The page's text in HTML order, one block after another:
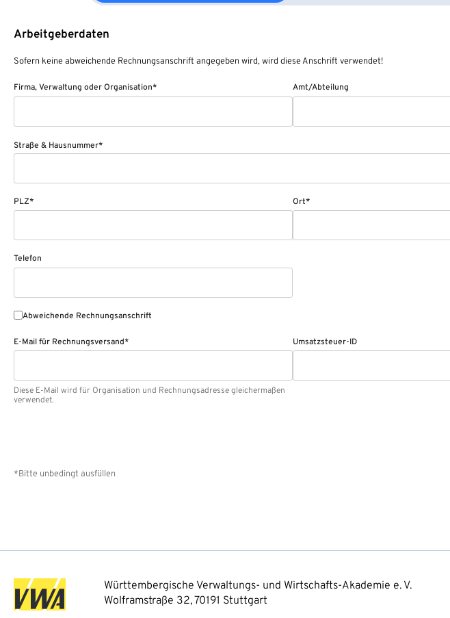
Arbeitgeberdaten
Sofern keine abweichende Rechnungsanschrift angegeben wird, wird diese Anschrift verwendet!
Firma, Verwaltung oder Organisation* Amt/Abteilung
Straße & Hausnummer*
PLZ* Ort*
Telefon
Abweichende Rechnungsanschrift
E-Mail für Rechnungsversand*
Diese E-Mail wird für Organisation und Rechnungsadresse gleichermaßen
verwendet.
Umsatzsteuer-ID
*Bitte unbedingt ausfüllen
Württembergische Verwaltungs- und Wirtschafts-Akademie e. V.
Wolframstraße 32, 70191 Stuttgart